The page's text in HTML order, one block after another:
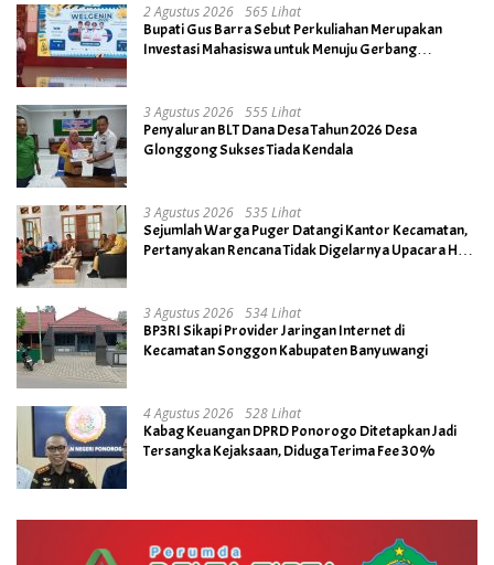
2 Agustus 2026 565 Lihat
Bupati Gus Barra Sebut Perkuliahan Merupakan
Investasi Mahasiswa untuk Menuju Gerbang
3 Agustus 2026 555 Lihat
Penyaluran BLT Dana Desa Tahun 2026 Desa
Glonggong Sukses Tiada Kendala
3 Agustus 2026 535 Lihat
Sejumlah Warga Puger Datangi Kantor Kecamatan,
Pertanyakan Rencana Tidak Digelarnya Upacara HUT
3 Agustus 2026 534 Lihat
BP3RI Sikapi Provider Jaringan Internet di
Kecamatan Songgon Kabupaten Banyuwangi
4 Agustus 2026 528 Lihat
Kabag Keuangan DPRD Ponorogo Ditetapkan Jadi
Tersangka Kejaksaan, Diduga Terima Fee 30%